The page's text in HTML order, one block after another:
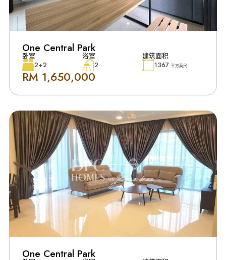
One Central Park
卧室
2+2
浴室
2
建筑面积
1367 平方英尺
RM 1,650,000
One Central Park